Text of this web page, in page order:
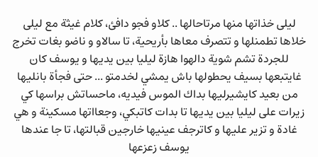
ليلى خذاتها منها مرتاحالها .. كلاو فجو دافئ، كلام غيثة مع ليلى
خلاها تطمنلها و تتصرف معاها بأريحية، تا سالاو و ناضو بغات تخرج
للجردة تشم شوية دالهوا هازة ليليا بين يديها و يوسف كان
غايتبعها بسيف يحطولها باش يمشي لخدمتو ... حتى فجأة بانليها
من بعيد كايشيرليها بداك الموس فيديه، ماحساتش براسها كي
زيرات على ليليا بين يديها تا بدات كاتبكي، وجعااتها مسكينة و هي
غادة و تزير عليها و كاترجف عينيها خارجين قبالتها، تا جا عندها
يوسف زعزعها